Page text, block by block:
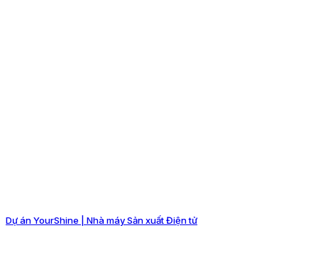
Dự án YourShine | Nhà máy Sản xuất Điện tử